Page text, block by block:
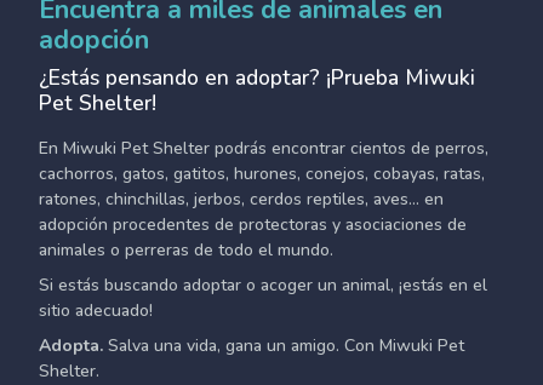
Encuentra a miles de animales en
adopción
¿Estás pensando en adoptar? ¡Prueba Miwuki
Pet Shelter!
En Miwuki Pet Shelter podrás encontrar cientos de perros,
cachorros, gatos, gatitos, hurones, conejos, cobayas, ratas,
ratones, chinchillas, jerbos, cerdos reptiles, aves... en
adopción procedentes de protectoras y asociaciones de
animales o perreras de todo el mundo.
Si estás buscando adoptar o acoger un animal, ¡estás en el
sitio adecuado!
Adopta. Salva una vida, gana un amigo. Con Miwuki Pet
Shelter.